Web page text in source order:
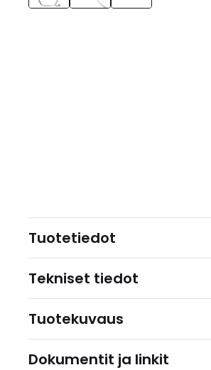
Tuotetiedot
Tekniset tiedot
Tuotekuvaus
Dokumentit ja linkit